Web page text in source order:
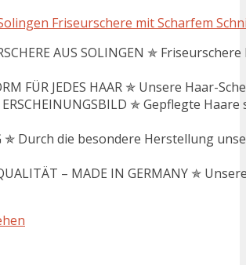
Friseurschere mit Scharfem
AUS SOLINGEN ✯
FÜR JEDES HAAR ✯ Unsere Haar-
ERSCHEINUNGSBILD ✯ Gepflegte
✯ Durch die besondere Herstellung
– MADE IN GERMANY ✯